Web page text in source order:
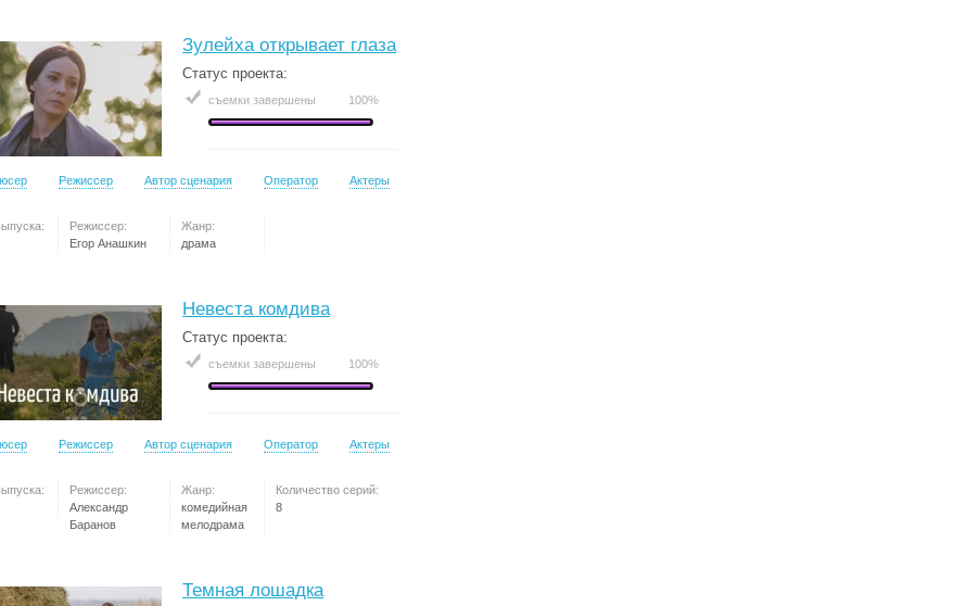
Зулейха открывает глаза
Статус проекта:
съемки завершены 100%
Режиссер Автор сценария Оператор Актеры
Режиссер:
Егор Анашкин
Жанр:
драма
Невеста комдива
Статус проекта:
съемки завершены 100%
Режиссер Автор сценария Оператор Актеры
Режиссер:
Александр
Баранов
Жанр:
комедийная
мелодрама
Количество серий:
8
Темная лошадка